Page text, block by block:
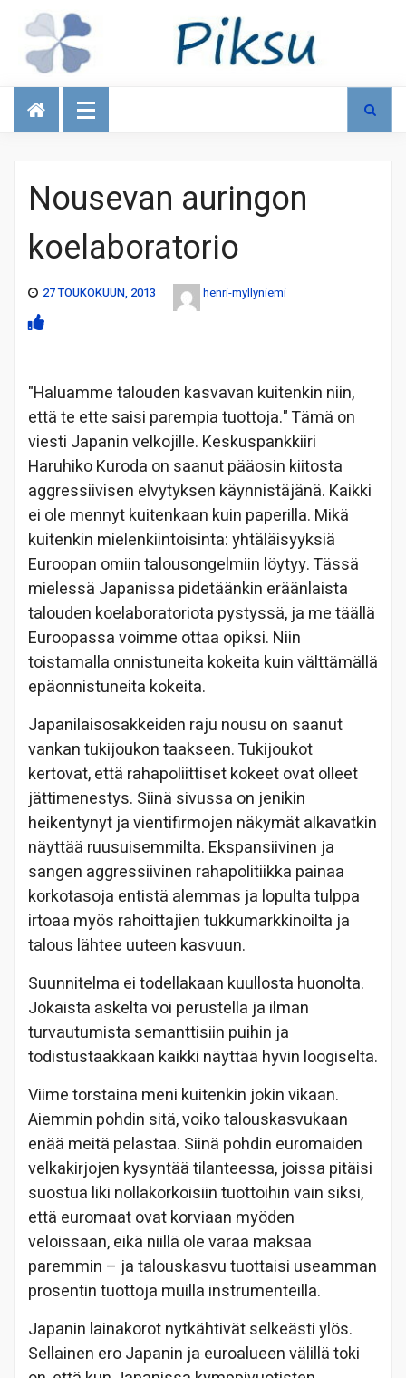
Talous
Nousevan auringon
koelaboratorio
27 TOUKOKUUN, 2013 henri-myllyniemi
"Haluamme talouden kasvavan kuitenkin niin,
että te ette saisi parempia tuottoja." Tämä on
viesti Japanin velkojille. Keskuspankkiiri
Haruhiko Kuroda on saanut pääosin kiitosta
aggressiivisen elvytyksen käynnistäjänä. Kaikki
ei ole mennyt kuitenkaan kuin paperilla. Mikä
kuitenkin mielenkiintoisinta: yhtäläisyyksiä
Euroopan omiin talousongelmiin löytyy. Tässä
mielessä Japanissa pidetäänkin eräänlaista
talouden koelaboratoriota pystyssä, ja me täällä
Euroopassa voimme ottaa opiksi. Niin
toistamalla onnistuneita kokeita kuin välttämällä
epäonnistuneita kokeita.
Japanilaisosakkeiden raju nousu on saanut
vankan tukijoukon taakseen. Tukijoukot
kertovat, että rahapoliittiset kokeet ovat olleet
jättimenestys. Siinä sivussa on jenikin
heikentynyt ja vientifirmojen näkymät alkavatkin
näyttää ruusuisemmilta. Ekspansiivinen ja
sangen aggressiivinen rahapolitiikka painaa
korkotasoja entistä alemmas ja lopulta tulppa
irtoaa myös rahoittajien tukkumarkkinoilta ja
talous lähtee uuteen kasvuun.
Suunnitelma ei todellakaan kuullosta huonolta.
Jokaista askelta voi perustella ja ilman
turvautumista semanttisiin puihin ja
todistustaakkaan kaikki näyttää hyvin loogiselta.
Viime torstaina meni kuitenkin jokin vikaan.
Aiemmin pohdin sitä, voiko talouskasvukaan
enää meitä pelastaa. Siinä pohdin euromaiden
velkakirjojen kysyntää tilanteessa, joissa pitäisi
suostua liki nollakorkoisiin tuottoihin vain siksi,
että euromaat ovat korviaan myöden
veloissaan, eikä niillä ole varaa maksaa
paremmin – ja talouskasvu tuottaisi useamman
prosentin tuottoja muilla instrumenteilla.
Japanin lainakorot nytkähtivät selkeästi ylös.
Sellainen ero Japanin ja euroalueen välillä toki